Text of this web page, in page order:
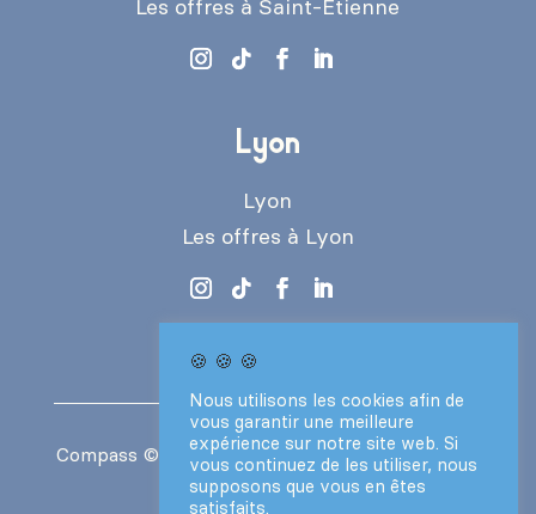
Les offres à Saint-Étienne
Lyon
Lyon
Les offres à Lyon
Compass © 2024 – Tous droits réservés – CGV
–Mentions légales
🍪 🍪 🍪
Nous utilisons les cookies afin de
vous garantir une meilleure
expérience sur notre site web. Si
vous continuez de les utiliser, nous
supposons que vous en êtes
satisfaits.